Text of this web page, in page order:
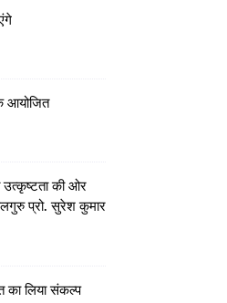
आयोजित
की ओर
प्रो. सुरेश कुमार
का लिया संकल्प